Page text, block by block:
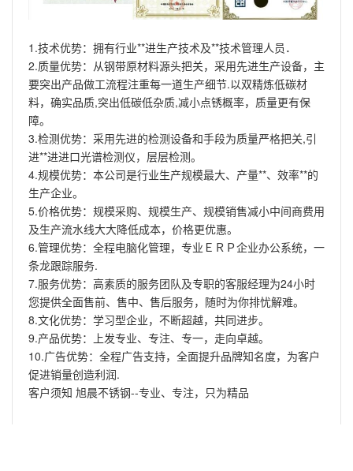
1.技术优势：拥有行业**进生产技术及**技术管理人员．
2.质量优势：从钢带原材料源头把关，采用先进生产设备，主
要突出产品做工流程注重每一道生产细节.以双精炼低碳材
料，确实品质,突出低碳低杂质,减小点锈概率，质量更有保
障。
3.检测优势：采用先进的检测设备和手段为质量严格把关,引
进**进进口光谱检测仪，层层检测。
4.规模优势：本公司是行业生产规模最大、产量**、效率**的
生产企业。
5.价格优势：规模采购、规模生产、规模销售减小中间商费用
及生产流水线大大降低成本，价格更优惠。
6.管理优势：全程电脑化管理，专业ＥＲＰ企业办公系统，一
条龙跟踪服务.
7.服务优势：高素质的服务团队及专职的客服经理为24小时
您提供全面售前、售中、售后服务，随时为你排忧解难。
8.文化优势：学习型企业，不断超越，共同进步。
9.产品优势：上发专业、专注、专一，走向卓越。
10.广告优势：全程广告支持，全面提升品牌知名度，为客户
促进销量创造利润.
客户须知 旭晨不锈钢--专业、专注，只为精品